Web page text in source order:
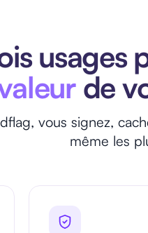
usages
de
vous signez,
même les